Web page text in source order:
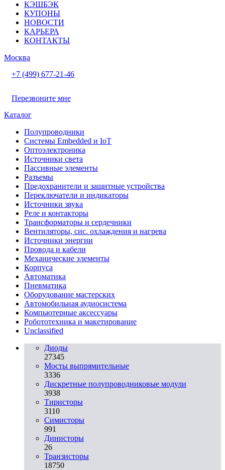
КЭШБЭК
КУПОНЫ
НОВОСТИ
КАРЬЕРА
КОНТАКТЫ
Москва
+7 (499) 677-21-46
Перезвоните мне
Каталог
Полупроводники
Системы Embedded и IoT
Oптоэлектроника
Источники света
Пассивные элементы
Разъeмы
Предохранители и защитные устройства
Переключатели и индикаторы
Источники звука
Реле и контакторы
Трансформаторы и сердечники
Вентиляторы, сис. охлаждения и нагрева
Источники энергии
Провода и кабели
Механические элементы
Корпуса
Автоматика
Пневматика
Оборудование мастерских
Автомобильная аудиосистема
Компьютерные аксессуары
Робототехника и макетирование
Unclassified
Диоды
27345
Мосты выпрямительные
3336
Дискретные полупроводниковые модули
3938
Тиристоры
3110
Симисторы
991
Динисторы
26
Транзисторы
18750